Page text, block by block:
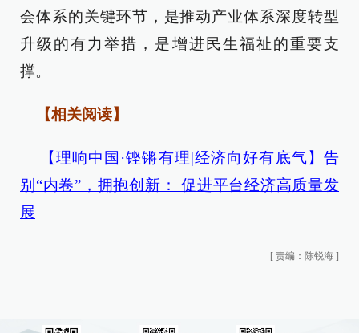
会体系的关键环节，是推动产业体系深度转型
升级的有力举措，是增进民生福祉的重要支
撑。
【相关阅读】
【理响中国·铿锵有理|经济向好有底气】告
别“内卷”，拥抱创新： 促进平台经济高质量发
展
[ 责编：陈锐海 ]